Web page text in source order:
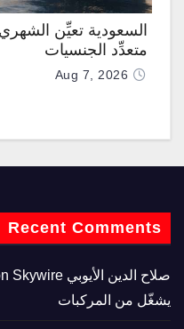
السعودية تعيِّن
متعدِّد الجنسيات
Aug 7, 2026
Recent Comments
صلاح الدين الأيوبي
يشغّل من المركبات